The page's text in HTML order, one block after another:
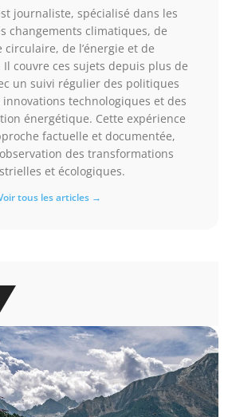
journaliste, spécialisé dans les
changements climatiques, de
circulaire, de l’énergie et de
Il couvre ces sujets depuis plus de
un suivi régulier des politiques
technologiques et des
énergétique. Cette expérience
factuelle et documentée,
des transformations
et écologiques.
tous les articles →